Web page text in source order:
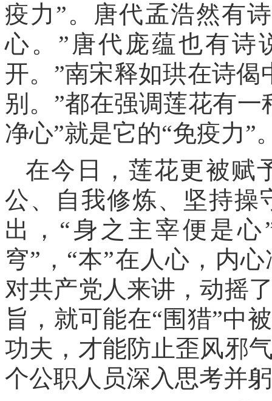
疫力”。唐代孟浩然有
心。”唐代庞蕴也有诗
开。”南宋释如珙在诗
别。”都在强调莲花有一
净心”就是它的“免疫力”
在今日，莲花更被赋
公、自我修炼、坚持操
出，“身之主宰便是
穹”，“本”在人心，内
对共产党人来讲，动摇
旨，就可能在“围猎”中
功夫，才能防止歪风邪
个公职人员深入思考并